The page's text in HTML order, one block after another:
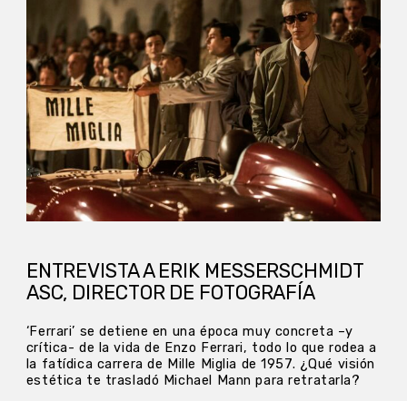
ENTREVISTA A ERIK MESSERSCHMIDT
ASC, DIRECTOR DE FOTOGRAFÍA
‘Ferrari’ se detiene en una época muy concreta –y
crítica- de la vida de Enzo Ferrari, todo lo que rodea a
la fatídica carrera de Mille Miglia de 1957. ¿Qué visión
estética te trasladó Michael Mann para retratarla?